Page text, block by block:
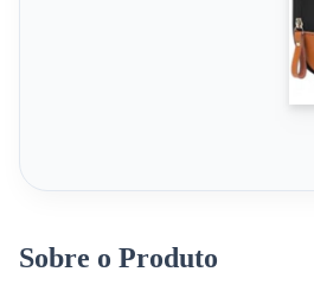
Sobre o Produto